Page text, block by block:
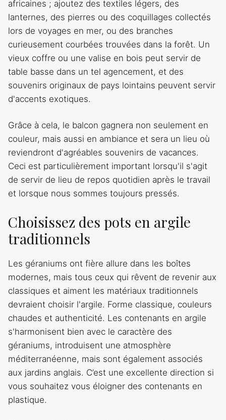
africaines ; ajoutez des textiles légers, des
lanternes, des pierres ou des coquillages collectés
lors de voyages en mer, ou des branches
curieusement courbées trouvées dans la forêt. Un
vieux coffre ou une valise en bois peut servir de
table basse dans un tel agencement, et des
souvenirs originaux de pays lointains peuvent servir
d'accents exotiques.
Grâce à cela, le balcon gagnera non seulement en
couleur, mais aussi en ambiance et sera un lieu où
reviendront d'agréables souvenirs de vacances.
Ceci est particulièrement important lorsqu'il s'agit
de servir de lieu de repos quotidien après le travail
et lorsque nous sommes toujours pressés.
Choisissez des pots en argile
traditionnels
Les géraniums ont fière allure dans les boîtes
modernes, mais tous ceux qui rêvent de revenir aux
classiques et aiment les matériaux traditionnels
devraient choisir l'argile. Forme classique, couleurs
chaudes et authenticité. Les contenants en argile
s'harmonisent bien avec le caractère des
géraniums, introduisent une atmosphère
méditerranéenne, mais sont également associés
aux jardins anglais. C’est une excellente direction si
vous souhaitez vous éloigner des contenants en
plastique.